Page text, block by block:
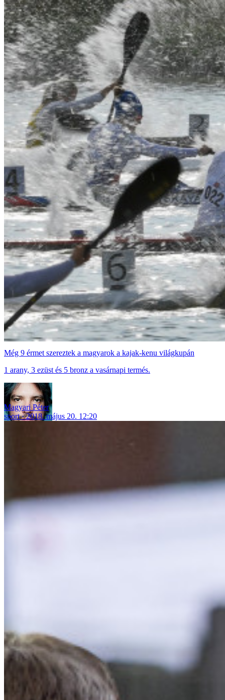
Még 9 érmet szereztek a magyarok a kajak-kenu világkupán
1 arany, 3 ezüst és 5 bronz a vasárnapi termés.
Magyari Péter
sport
2018. május 20. 12:20